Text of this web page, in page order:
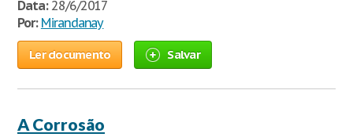
Data:28/6/2017
Por: Mirandanay
Ler documento Salvar
A Corrosão